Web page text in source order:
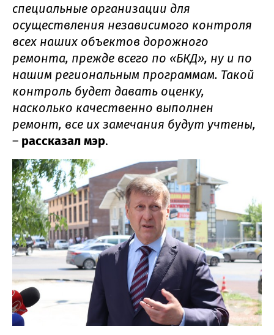
специальные организации для
осуществления независимого контроля
всех наших объектов дорожного
ремонта, прежде всего по «БКД», ну и по
нашим региональным программам. Такой
контроль будет давать оценку,
насколько качественно выполнен
ремонт, все их замечания будут учтены,
– рассказал мэр.